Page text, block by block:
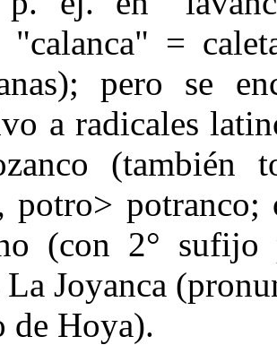
"calanca" =
pero se
a radicales
(también
potro>
(con 2° sufijo
La Joyanca
de Hoya).